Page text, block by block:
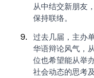
从中结交新朋友
保持联络。
过去几届，主办
华语辩论风气，
位也希望能从举
社会动态的思考